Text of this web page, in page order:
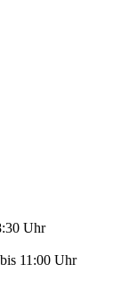
Uhr
11:00 Uhr